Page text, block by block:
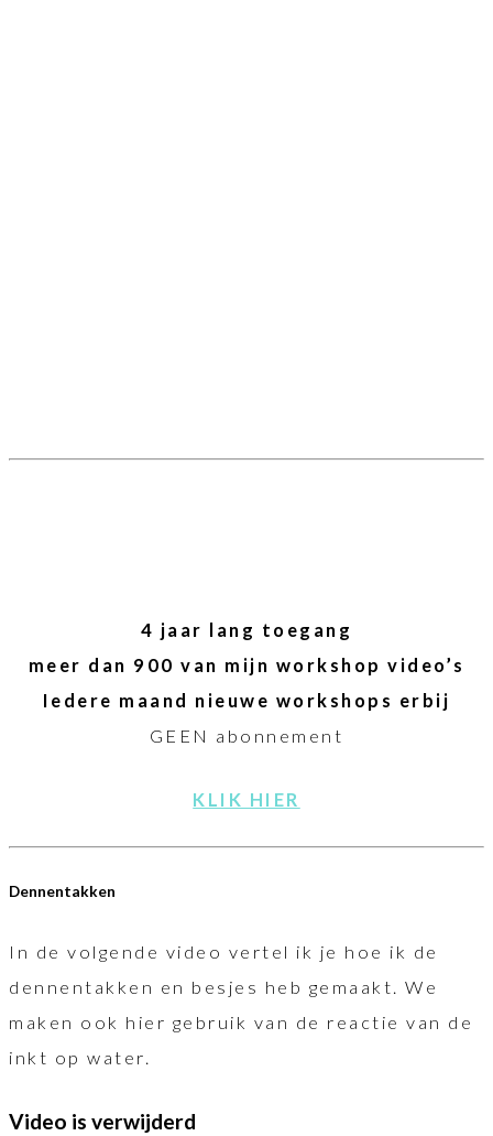
4 jaar lang toegang
meer dan 900 van mijn workshop video’s
Iedere maand nieuwe workshops erbij
GEEN abonnement
KLIK HIER
Dennentakken
In de volgende video vertel ik je hoe ik de
dennentakken en besjes heb gemaakt. We
maken ook hier gebruik van de reactie van de
inkt op water.
Video is verwijderd